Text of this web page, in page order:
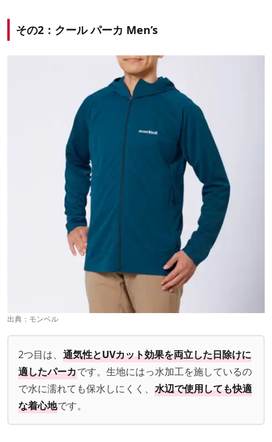
その2：クール パーカ Men’s
出典： モンベル
2つ目は、 通気性とUVカット効果を両立した日除けに
適したパーカです。生地にはっ水加工を施しているの
で水に濡れても保水しにくく、 水辺で使用しても快適
な着心地です。